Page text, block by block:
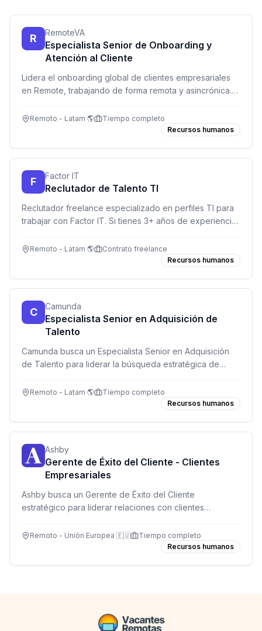
R RemoteVA
Especialista Senior de Onboarding y
Atención al Cliente
Lidera el onboarding global de clientes empresariales
en Remote, trabajando de forma remota y asincrónica.
empleabilidad internacional.
Remoto - Latam 🌎
Tiempo completo
Recursos humanos
F Factor IT
Reclutador de Talento TI
Reclutador freelance especializado en perfiles TI para
trabajar con Factor IT. Si tienes 3+ años de experiencia
¡esta es tu oportunidad!
Remoto - Latam 🌎
Contrato freelance
Recursos humanos
C Camunda
Especialista Senior en Adquisición de
Talento
Camunda busca un Especialista Senior en Adquisición
de Talento para liderar la búsqueda estratégica de
con tecnología AI.
Remoto - Latam 🌎
Tiempo completo
Recursos humanos
Ashby
Gerente de Éxito del Cliente - Clientes
Empresariales
Ashby busca un Gerente de Éxito del Cliente
estratégico para liderar relaciones con clientes
impulsando adopción de producto y valor a largo plazo.
Remoto - Unión Europea 🇪🇺
Tiempo completo
Recursos humanos